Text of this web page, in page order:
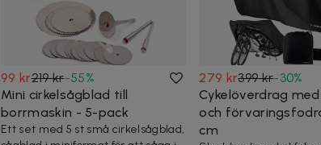
99 kr219 kr-55%
Mini cirkelsågblad till
borrmaskin - 5-pack
Ett set med 5 st små cirkelsågblad,
279 kr399 kr-30%
Cykelöverdrag
och
cm